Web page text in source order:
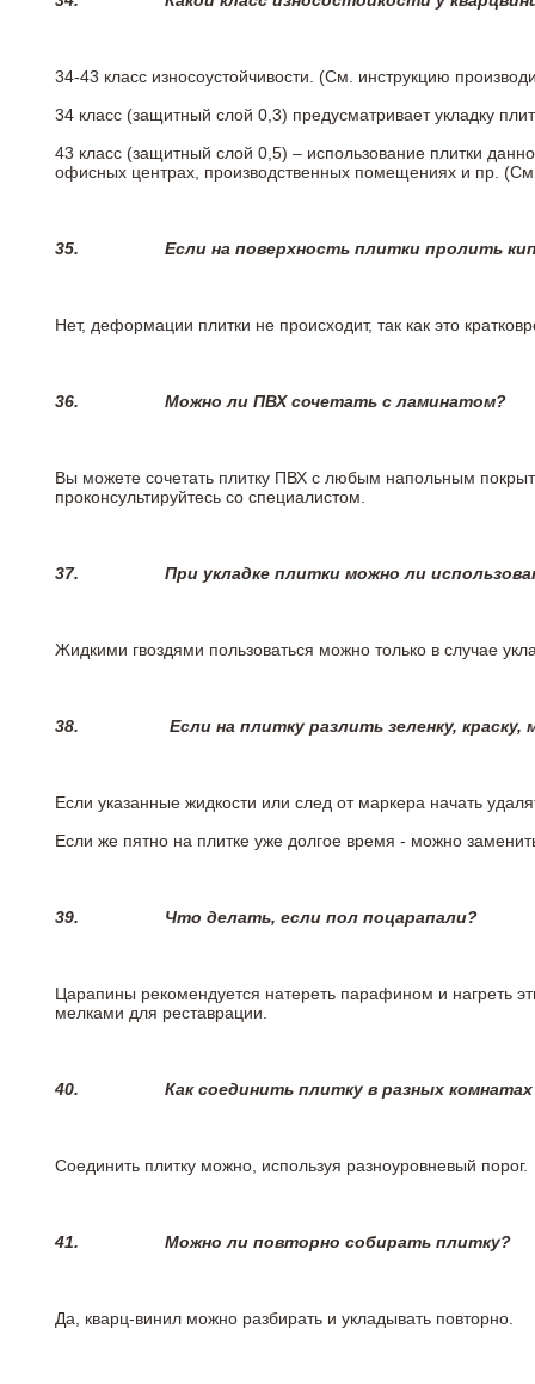
34-43 класс износоустойчивости. (См. инструкцию
34 класс (защитный слой 0,3) предусматривает укладку
43 класс (защитный слой 0,5) – использование плитки
офисных центрах, производственных помещениях и пр.
35. Если на поверхность плитки пролить
Нет, деформации плитки не происходит, так как это
36. Можно ли ПВХ сочетать с ламинатом?
Вы можете сочетать плитку ПВХ с любым напольным
проконсультируйтесь со специалистом.
37. При укладке плитки можно ли
Жидкими гвоздями пользоваться можно только в случае
38. Если на плитку разлить зеленку,
Если указанные жидкости или след от маркера начать
Если же пятно на плитке уже долгое время - можно
39. Что делать, если пол поцарапали?
Царапины рекомендуется натереть парафином и нагреть
мелками для реставрации.
40. Как соединить плитку в разных
Соединить плитку можно, используя разноуровневый порог.
41. Можно ли повторно собирать плитку?
Да, кварц-винил можно разбирать и укладывать повторно.